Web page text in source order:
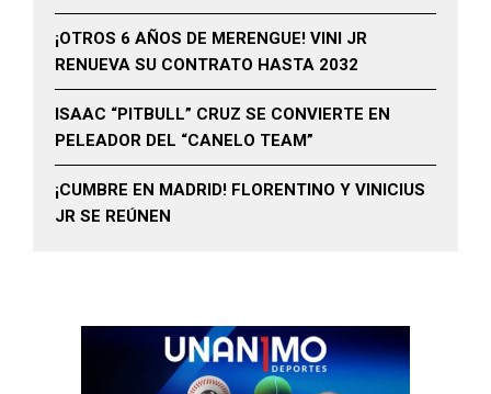
¡OTROS 6 AÑOS DE MERENGUE! VINI JR
RENUEVA SU CONTRATO HASTA 2032
ISAAC “PITBULL” CRUZ SE CONVIERTE EN
PELEADOR DEL “CANELO TEAM”
¡CUMBRE EN MADRID! FLORENTINO Y VINICIUS
JR SE REÚNEN